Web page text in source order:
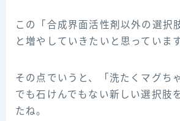
この「合成界面活性剤以外の選択
と増やしていきたいと思っています
その点でいうと、「洗たくマグち
でも石けんでもない新しい選択肢
たね。